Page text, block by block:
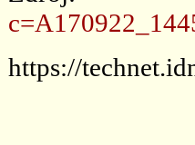
https://